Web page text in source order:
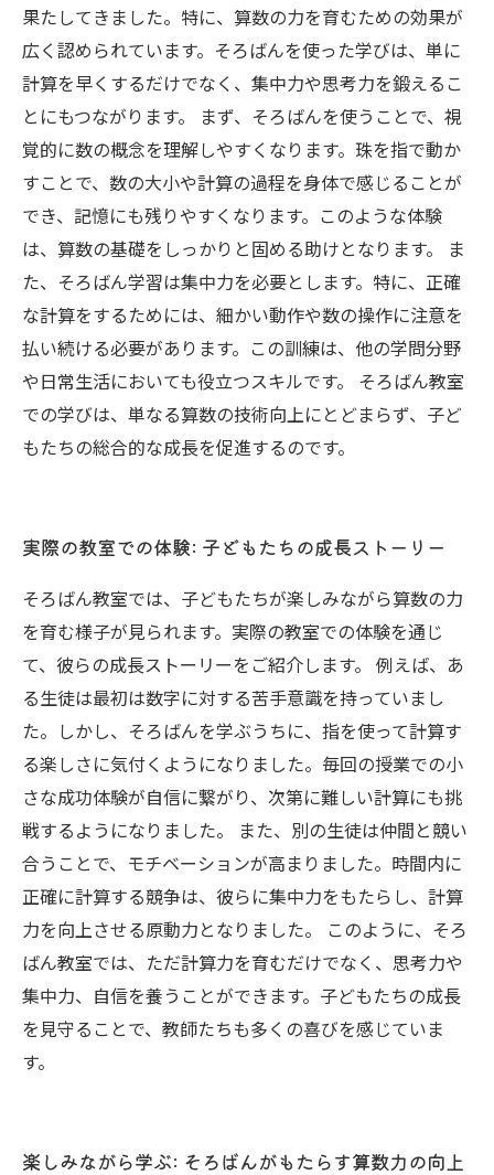
果たしてきました。特に、算数の力を育むための効果が
広く認められています。そろばんを使った学びは、単に
計算を早くするだけでなく、集中力や思考力を鍛えるこ
とにもつながります。 まず、そろばんを使うことで、視
覚的に数の概念を理解しやすくなります。珠を指で動か
すことで、数の大小や計算の過程を身体で感じることが
でき、記憶にも残りやすくなります。このような体験
は、算数の基礎をしっかりと固める助けとなります。 ま
た、そろばん学習は集中力を必要とします。特に、正確
な計算をするためには、細かい動作や数の操作に注意を
払い続ける必要があります。この訓練は、他の学問分野
や日常生活においても役立つスキルです。 そろばん教室
での学びは、単なる算数の技術向上にとどまらず、子ど
もたちの総合的な成長を促進するのです。
実際の教室での体験: 子どもたちの成長ストーリー
そろばん教室では、子どもたちが楽しみながら算数の力
を育む様子が見られます。実際の教室での体験を通じ
て、彼らの成長ストーリーをご紹介します。 例えば、あ
る生徒は最初は数字に対する苦手意識を持っていまし
た。しかし、そろばんを学ぶうちに、指を使って計算す
る楽しさに気付くようになりました。毎回の授業での小
さな成功体験が自信に繋がり、次第に難しい計算にも挑
戦するようになりました。 また、別の生徒は仲間と競い
合うことで、モチベーションが高まりました。時間内に
正確に計算する競争は、彼らに集中力をもたらし、計算
力を向上させる原動力となりました。 このように、そろ
ばん教室では、ただ計算力を育むだけでなく、思考力や
集中力、自信を養うことができます。子どもたちの成長
を見守ることで、教師たちも多くの喜びを感じていま
す。
楽しみながら学ぶ: そろばんがもたらす算数力の向上